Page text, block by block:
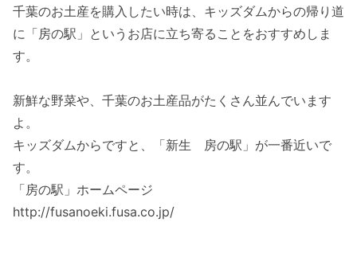
千葉のお土産を購入したい時は、キッズダムからの帰り道
に「房の駅」というお店に立ち寄ることをおすすめしま
す。
新鮮な野菜や、千葉のお土産品がたくさん並んでいます
よ。
キッズダムからですと、「新生 房の駅」が一番近いで
す。
「房の駅」ホームページ
http://fusanoeki.fusa.co.jp/